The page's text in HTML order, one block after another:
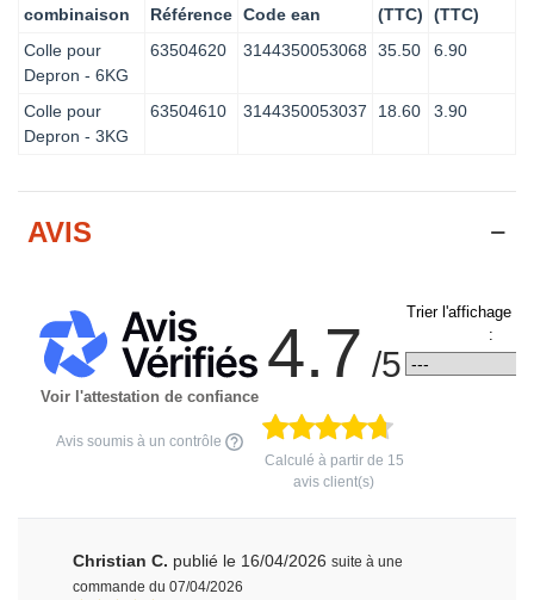
combinaison
Référence Code ean
(TTC)
(TTC)
Colle pour
Depron - 6KG
63504620 3144350053068 35.50 6.90
Colle pour
Depron - 3KG
63504610 3144350053037 18.60 3.90
AVIS
Voir l'attestation de confiance
Avis soumis à un contrôle
4.7 /5
Calculé à partir de 15
avis client(s)
Trier l'affichage
:
Christian C. publié le 16/04/2026 suite à une
commande du 07/04/2026